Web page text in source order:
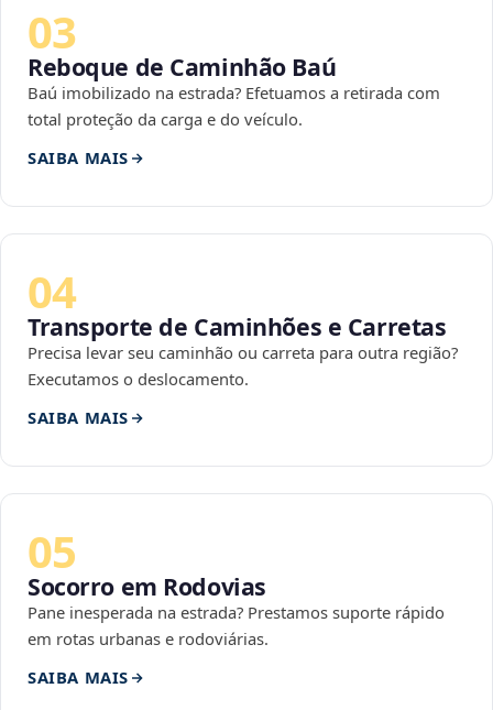
03
Reboque de Caminhão Baú
Baú imobilizado na estrada? Efetuamos a retirada com
total proteção da carga e do veículo.
SAIBA MAIS
04
Transporte de Caminhões e Carretas
Precisa levar seu caminhão ou carreta para outra região?
Executamos o deslocamento.
SAIBA MAIS
05
Socorro em Rodovias
Pane inesperada na estrada? Prestamos suporte rápido
em rotas urbanas e rodoviárias.
SAIBA MAIS